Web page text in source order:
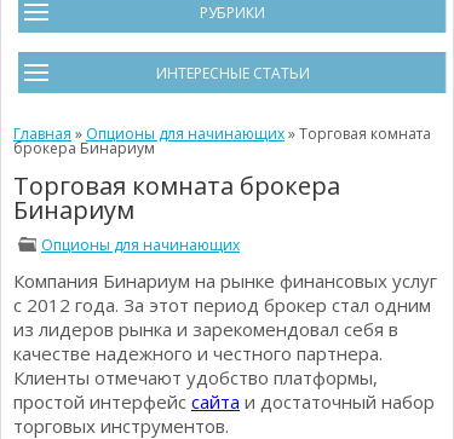
РУБРИКИ
Брокеры
Видео
Инструменты
Общая информация
Определения
Опционы для начинающих
Стратегии
Торговля Kриптовалютой
ИНТЕРЕСНЫЕ СТАТЬИ
Черный список брокеров
Ошибки в бинарном трейдинге
Психологии трейдинга
Отзывы о бинарных опционах
Стратегии бинарных опционов
Добавить брокера в рейтинг
Главная » Опционы для начинающих»Торговая комната
брокера Бинариум
Торговая комната брокера
Бинариум
Опционы для начинающих
Компания Бинариум на рынке финансовых услуг
с 2012 года. За этот период брокер стал одним
из лидеров рынка и зарекомендовал себя в
качестве надежного и честного партнера.
Клиенты отмечают удобство платформы,
простой интерфейс сайта и достаточный набор
торговых инструментов.